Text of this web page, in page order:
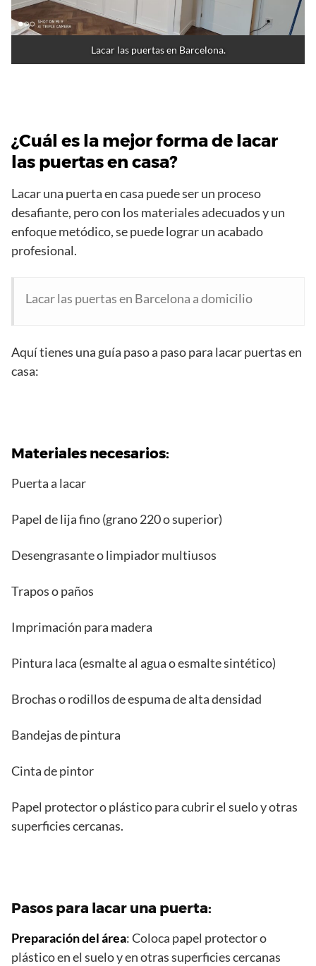
Lacar las puertas en Barcelona.
¿Cuál es la mejor forma de lacar
las puertas en casa?
Lacar una puerta en casa puede ser un proceso
desafiante, pero con los materiales adecuados y un
enfoque metódico, se puede lograr un acabado
profesional.
Lacar las puertas en Barcelona a domicilio
Aquí tienes una guía paso a paso para lacar puertas en
casa:
Materiales necesarios:
Puerta a lacar
Papel de lija fino (grano 220 o superior)
Desengrasante o limpiador multiusos
Trapos o paños
Imprimación para madera
Pintura laca (esmalte al agua o esmalte sintético)
Brochas o rodillos de espuma de alta densidad
Bandejas de pintura
Cinta de pintor
Papel protector o plástico para cubrir el suelo y otras
superficies cercanas.
Pasos para lacar una puerta:
Preparación del área: Coloca papel protector o
plástico en el suelo y en otras superficies cercanas